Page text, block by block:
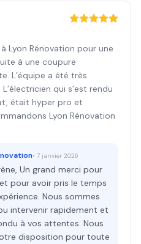
Lyon Rénovation pour une
à une coupure
L’équipe a été très
qui s’est rendu
était hyper pro et
Lyon Rénovation
• 7 janvier 2026
Un grand merci pour
pour avoir pris le temps
Nous sommes
intervenir rapidement et
à vos attentes. Nous
disposition pour toute